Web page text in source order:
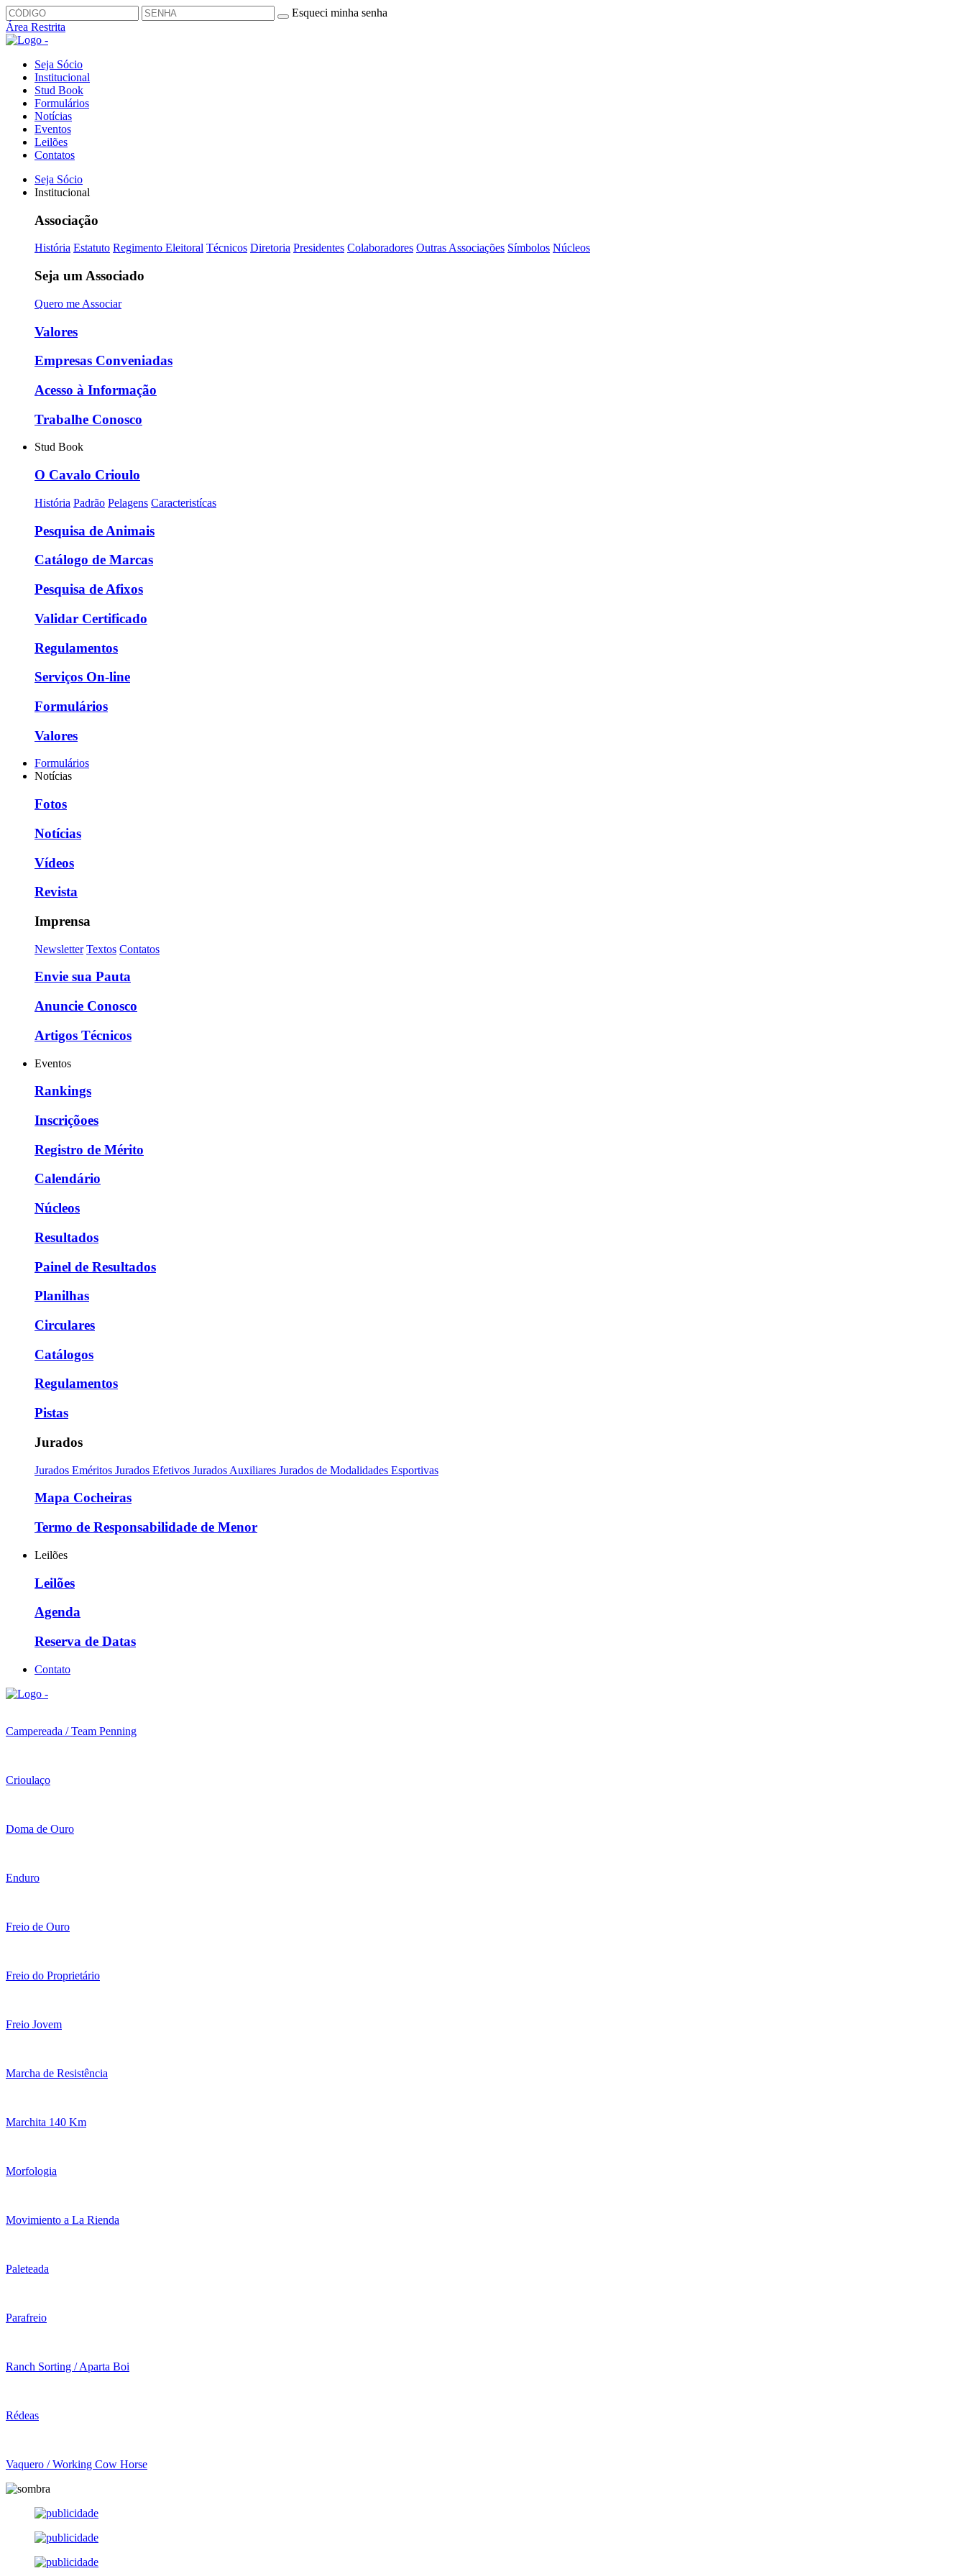
Esqueci minha senha
Área Restrita
Seja Sócio
Institucional
Stud Book
Formulários
Notícias
Eventos
Leilões
Contatos
Seja Sócio
Institucional
Associação
História Estatuto Regimento Eleitoral Técnicos Diretoria Presidentes Colaboradores Outras Associações Símbolos Núcleos
Seja um Associado
Quero me Associar
Valores
Empresas Conveniadas
Acesso à Informação
Trabalhe Conosco
Stud Book
O Cavalo Crioulo
História Padrão Pelagens Caracteristícas
Pesquisa de Animais
Catálogo de Marcas
Pesquisa de Afixos
Validar Certificado
Regulamentos
Serviços On-line
Formulários
Valores
Formulários
Notícias
Fotos
Notícias
Vídeos
Revista
Imprensa
Newsletter Textos Contatos
Envie sua Pauta
Anuncie Conosco
Artigos Técnicos
Eventos
Rankings
Inscriçõoes
Registro de Mérito
Calendário
Núcleos
Resultados
Painel de Resultados
Planilhas
Circulares
Catálogos
Regulamentos
Pistas
Jurados
Jurados Eméritos Jurados Efetivos Jurados Auxiliares Jurados de Modalidades Esportivas
Mapa Cocheiras
Termo de Responsabilidade de Menor
Leilões
Leilões
Agenda
Reserva de Datas
Contato
Campereada / Team Penning
Crioulaço
Doma de Ouro
Enduro
Freio de Ouro
Freio do Proprietário
Freio Jovem
Marcha de Resistência
Marchita 140 Km
Morfologia
Movimiento a La Rienda
Paleteada
Parafreio
Ranch Sorting / Aparta Boi
Rédeas
Vaquero / Working Cow Horse